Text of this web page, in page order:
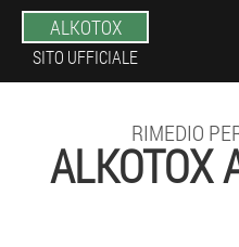
ALKOTOX
SITO UFFICIALE
RIMEDIO
ALKOTOX